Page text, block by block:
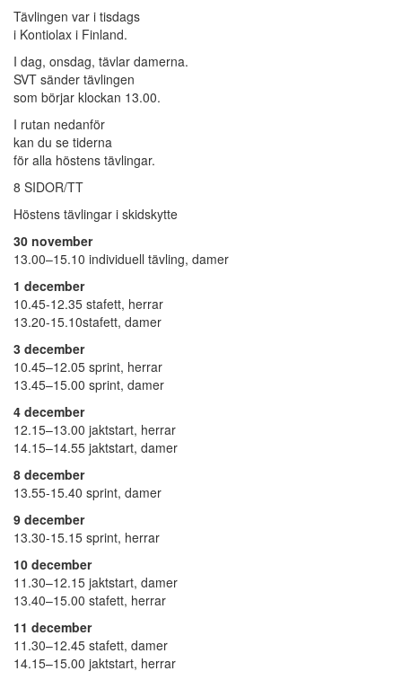
Tävlingen var i tisdags
i Kontiolax i Finland.
I dag, onsdag, tävlar damerna.
SVT sänder tävlingen
som börjar klockan 13.00.
I rutan nedanför
kan du se tiderna
för alla höstens tävlingar.
8 SIDOR/TT
Höstens tävlingar i skidskytte
30 november
13.00–15.10 individuell tävling, damer
1 december
10.45-12.35 stafett, herrar
13.20-15.10stafett, damer
3 december
10.45–12.05 sprint, herrar
13.45–15.00 sprint, damer
4 december
12.15–13.00 jaktstart, herrar
14.15–14.55 jaktstart, damer
8 december
13.55-15.40 sprint, damer
9 december
13.30-15.15 sprint, herrar
10 december
11.30–12.15 jaktstart, damer
13.40–15.00 stafett, herrar
11 december
11.30–12.45 stafett, damer
14.15–15.00 jaktstart, herrar